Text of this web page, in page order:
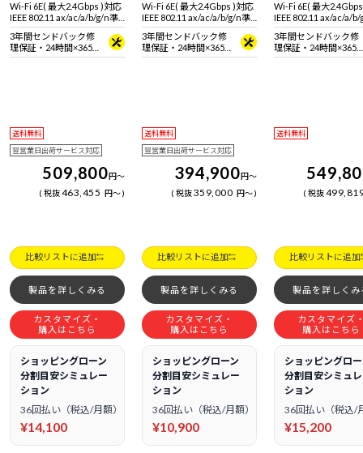
Wi-Fi 6E( 最大2.4Gbps )対応
IEEE 802.11 ax/ac/a/b/g/n準
拠 ＋ Bluetooth 5内蔵
3年間センドバック修
理保証・24時間×365
日電話サポート
送料無料
翌営業日出荷サービス対応
509,800円～
税抜463,455 円～
比較リストに追加
製品を詳しくみる
カスタマイズ・
購入はこちら
ショッピングローン
分割目安シミュレー
ション
36回払い（税込/月額）
¥14,100
Wi-Fi 6E( 最大2.4Gbps )対応
IEEE 802.11 ax/ac/a/b/g/n準
拠 ＋ Bluetooth 5内蔵
3年間センドバック修
理保証・24時間×365
日電話サポート
送料無料
翌営業日出荷サービス対応
394,900円～
税抜359,000 円～
比較リストに追加
製品を詳しくみる
カスタマイズ・
購入はこちら
ショッピングローン
分割目安シミュレー
ション
36回払い（税込/月額）
¥10,900
Wi-Fi 6E( 最大
IEEE 802.11 ax/ac/a/
拠 ＋ Bluetooth 5内蔵
3年間センドバック修
理保証・24時間×365
日電話サポート
送料無料
税抜
比較リストに追加
製品を詳しくみ
カスタマイズ
購入はこちら
ショッピングロ
分割目安シミュ
ション
36回払い（税込/
¥15,200